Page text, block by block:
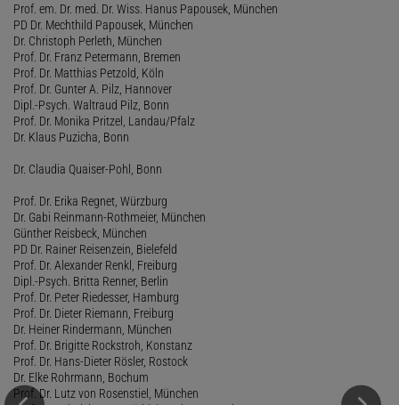
Prof. em. Dr. med. Dr. Wiss. Hanus Papousek, München
PD Dr. Mechthild Papousek, München
Dr. Christoph Perleth, München
Prof. Dr. Franz Petermann, Bremen
Prof. Dr. Matthias Petzold, Köln
Prof. Dr. Gunter A. Pilz, Hannover
Dipl.-Psych. Waltraud Pilz, Bonn
Prof. Dr. Monika Pritzel, Landau/Pfalz
Dr. Klaus Puzicha, Bonn
Dr. Claudia Quaiser-Pohl, Bonn
Prof. Dr. Erika Regnet, Würzburg
Dr. Gabi Reinmann-Rothmeier, München
Günther Reisbeck, München
PD Dr. Rainer Reisenzein, Bielefeld
Prof. Dr. Alexander Renkl, Freiburg
Dipl.-Psych. Britta Renner, Berlin
Prof. Dr. Peter Riedesser, Hamburg
Prof. Dr. Dieter Riemann, Freiburg
Dr. Heiner Rindermann, München
Prof. Dr. Brigitte Rockstroh, Konstanz
Prof. Dr. Hans-Dieter Rösler, Rostock
Dr. Elke Rohrmann, Bochum
Prof. Dr. Lutz von Rosenstiel, München